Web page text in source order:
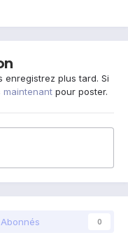
enregistrez plus tard. Si
pour poster.
Abonnés 0